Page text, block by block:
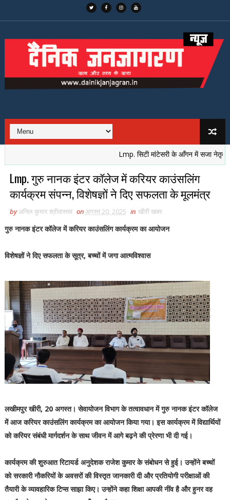
Lmp. सिटी मांटेसरी के आँगन में सजा नेतृत्व का
Lmp. गुरु नानक इंटर कॉलेज में करियर काउंसलिंग
कार्यक्रम संपन्न, विशेषज्ञों ने दिए सफलता के मूलमंत्र
byअनिल कुमार श्रीवास्तव onअगस्त 20, 2025 in खीरी खबर
गुरु नानक इंटर कॉलेज में करियर काउंसलिंग कार्यक्रम का आयोजन
विशेषज्ञों ने दिए सफलता के सूत्र, बच्चों में जगा आत्मविश्वास
लखीमपुर खीरी, 20 अगस्त। सेवायोजन विभाग के तत्वावधान में गुरु नानक इंटर कॉलेज
में आज करियर काउंसलिंग कार्यक्रम का आयोजन किया गया। इस कार्यक्रम में विद्यार्थियों
को करियर संबंधी मार्गदर्शन के साथ जीवन में आगे बढ़ने की प्रेरणा भी दी गई।
कार्यक्रम की शुरुआत रिटायर्ड अनुदेशक राजेश कुमार के संबोधन से हुई। उन्होंने बच्चों
को सरकारी नौकरियों के अवसरों की विस्तृत जानकारी दी और प्रतियोगी परीक्षाओं की
तैयारी के व्यावहारिक टिप्स साझा किए। उन्होंने कहाशिक्षा आपकी नींव है और हुनर वह